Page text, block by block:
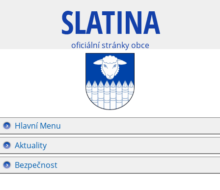
oficiální stránky obce
Hlavní Menu
Aktuality
Bezpečnost